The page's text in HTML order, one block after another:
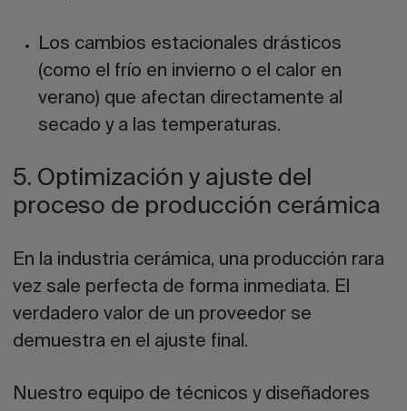
Los cambios estacionales drásticos
(como el frío en invierno o el calor en
verano) que afectan directamente al
secado y a las temperaturas.
5. Optimización y ajuste del
proceso de producción cerámica
En la industria cerámica, una producción rara
vez sale perfecta de forma inmediata. El
verdadero valor de un proveedor se
demuestra en el ajuste final.
Nuestro equipo de técnicos y diseñadores